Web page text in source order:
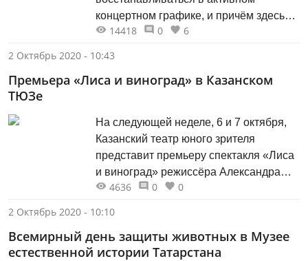
концертном графике, и причём здесь…
балет? Можно ли петь по шпаргалке?
­Айсылу Мирхановой и
Гульнарой Латфуллиной.
14418 0
6
2 Октябрь 2020 - 10:43
Премьера «Лиса и виноград» в Казанском
ТЮЗе
На следующей неделе, 6 и 7 октября,
Казанский театр юного зрителя
представит премьеру спектакля «Лиса
и виноград» режиссёра Александра
Туманова для зрителей от 16 лет.
4636 0
0
2 Октябрь 2020 - 10:10
Всемирный день защиты животных в Музее
естественной истории Татарстана